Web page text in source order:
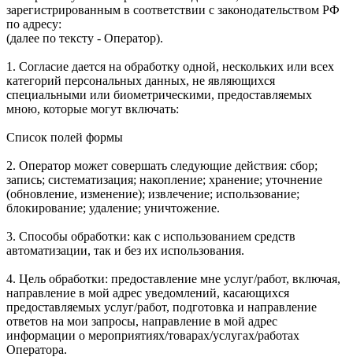
зарегистрированным в соответствии с законодательством РФ
по адресу:
(далее по тексту - Оператор).
1. Согласие дается на обработку одной, нескольких или всех
категорий персональных данных, не являющихся
специальными или биометрическими, предоставляемых
мною, которые могут включать:
Список полей формы
2. Оператор может совершать следующие действия: сбор;
запись; систематизация; накопление; хранение; уточнение
(обновление, изменение); извлечение; использование;
блокирование; удаление; уничтожение.
3. Способы обработки: как с использованием средств
автоматизации, так и без их использования.
4. Цель обработки: предоставление мне услуг/работ, включая,
направление в мой адрес уведомлений, касающихся
предоставляемых услуг/работ, подготовка и направление
ответов на мои запросы, направление в мой адрес
информации о мероприятиях/товарах/услугах/работах
Оператора.